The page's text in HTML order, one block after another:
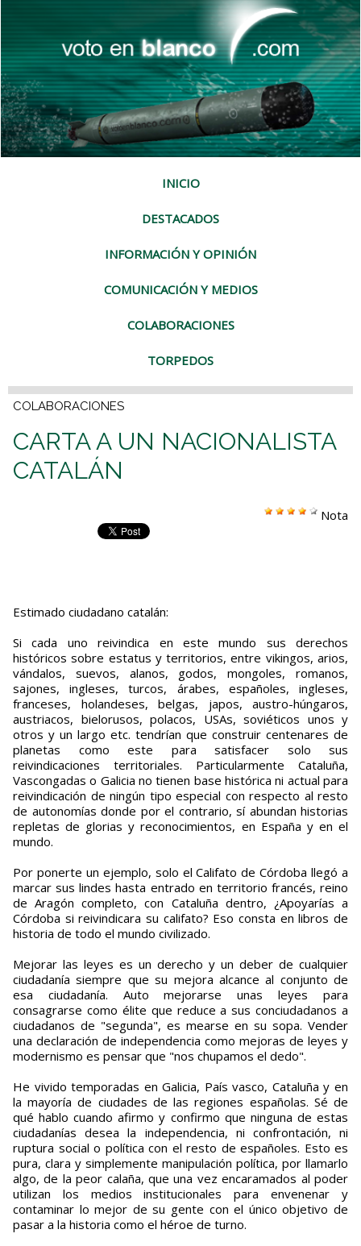
INICIO
DESTACADOS
INFORMACIÓN Y OPINIÓN
COMUNICACIÓN Y MEDIOS
COLABORACIONES
TORPEDOS
COLABORACIONES
CARTA A UN NACIONALISTA
CATALÁN
Nota
Estimado ciudadano catalán:
Si cada uno reivindica en este mundo sus derechos
históricos sobre estatus y territorios, entre vikingos, arios,
vándalos, suevos, alanos, godos, mongoles, romanos,
sajones, ingleses, turcos, árabes, españoles, ingleses,
franceses, holandeses, belgas, japos, austro-húngaros,
austriacos, bielorusos, polacos, USAs, soviéticos unos y
otros y un largo etc. tendrían que construir centenares de
planetas como este para satisfacer solo sus
reivindicaciones territoriales. Particularmente Cataluña,
Vascongadas o Galicia no tienen base histórica ni actual para
reivindicación de ningún tipo especial con respecto al resto
de autonomías donde por el contrario, sí abundan historias
repletas de glorias y reconocimientos, en España y en el
mundo.
Por ponerte un ejemplo, solo el Califato de Córdoba llegó a
marcar sus lindes hasta entrado en territorio francés, reino
de Aragón completo, con Cataluña dentro, ¿Apoyarías a
Córdoba si reivindicara su califato? Eso consta en libros de
historia de todo el mundo civilizado.
Mejorar las leyes es un derecho y un deber de cualquier
ciudadanía siempre que su mejora alcance al conjunto de
esa ciudadanía. Auto mejorarse unas leyes para
consagrarse como élite que reduce a sus conciudadanos a
ciudadanos de "segunda", es mearse en su sopa. Vender
una declaración de independencia como mejoras de leyes y
modernismo es pensar que "nos chupamos el dedo".
He vivido temporadas en Galicia, País vasco, Cataluña y en
la mayoría de ciudades de las regiones españolas. Sé de
qué hablo cuando afirmo y confirmo que ninguna de estas
ciudadanías desea la independencia, ni confrontación, ni
ruptura social o política con el resto de españoles. Esto es
pura, clara y simplemente manipulación política, por llamarlo
algo, de la peor calaña, que una vez encaramados al poder
utilizan los medios institucionales para envenenar y
contaminar lo mejor de su gente con el único objetivo de
pasar a la historia como el héroe de turno.